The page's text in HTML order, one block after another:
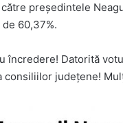
președintele
60,37%.
încredere! Datorită
județene!